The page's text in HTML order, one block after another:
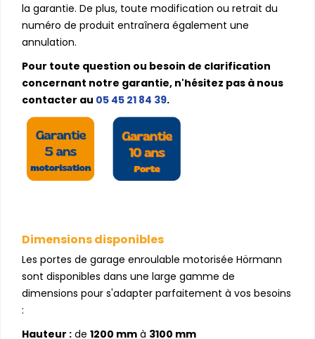
la garantie. De plus, toute modification ou retrait du
numéro de produit entraînera également une
annulation.
Pour toute question ou besoin de clarification
concernant notre garantie, n'hésitez pas à nous
contacter au 05 45 21 84 39.
Dimensions disponibles
Les portes de garage enroulable motorisée Hörmann
sont disponibles dans une large gamme de
dimensions pour s'adapter parfaitement à vos besoins
:
Hauteur : de 1200 mm à 3100 mm